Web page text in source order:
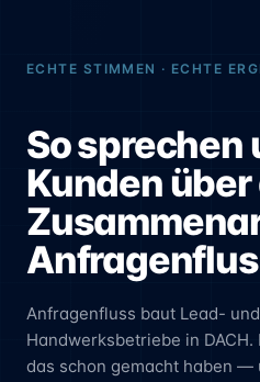
ECHTE STIMMEN · ECHTE
So sprechen
Kunden über
Anfragenfluss baut Lead-
Handwerksbetriebe in
das schon gemacht haben —